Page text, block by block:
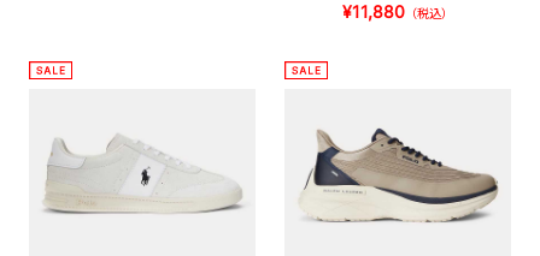
¥11,880 （税込）